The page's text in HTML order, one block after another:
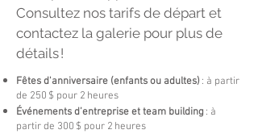
Consultez nos tarifs de départ et
contactez la galerie pour plus de
détails !
Fêtes d'anniversaire (enfants ou adultes) : à partir
de 250 $ pour 2 heures
Événements d’entreprise et team building : à
partir de 300 $ pour 2 heures